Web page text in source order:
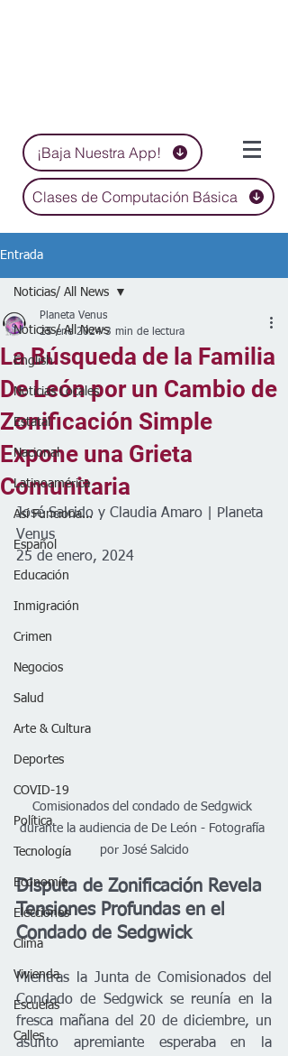
¡Baja Nuestra App!
Clases de Computación Básica
Entrada
Noticias/ All News
English
Noticias Locales
Estatal
Nacional
Latinoamérica
Así Funciona...
Español
Educación
Inmigración
Crimen
Negocios
Salud
Arte & Cultura
Deportes
COVID-19
Política
Tecnología
Economía
Elecciones
Clima
Vivienda
Escuelas
Calles
Noticias/ All News
La Búsqueda de la Familia
De León por un Cambio de
Zonificación Simple
Expone una Grieta
Comunitaria
Planeta Venus
25 ene 2024 3 min de lectura
José Salcido y Claudia Amaro | Planeta
Venus
25 de enero, 2024
Comisionados del condado de Sedgwick
durante la audiencia de De León - Fotografía
por José Salcido
Disputa de Zonificación Revela
Tensiones Profundas en el
Condado de Sedgwick
Mientras la Junta de Comisionados del
Condado de Sedgwick se reunía en la
fresca mañana del 20 de diciembre, un
asunto apremiante esperaba en la